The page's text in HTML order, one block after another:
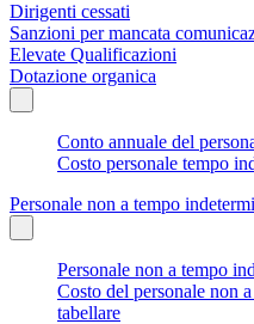
Dirigenti cessati
Sanzioni per mancata
Elevate Qualificazioni
Dotazione organica
Conto annuale del
Costo personale tempo
Personale non a tempo
Personale non a tempo
Costo del personale non
tabellare